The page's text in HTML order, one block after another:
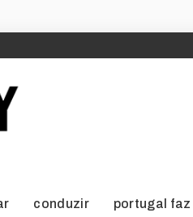
conduzir portugal faz